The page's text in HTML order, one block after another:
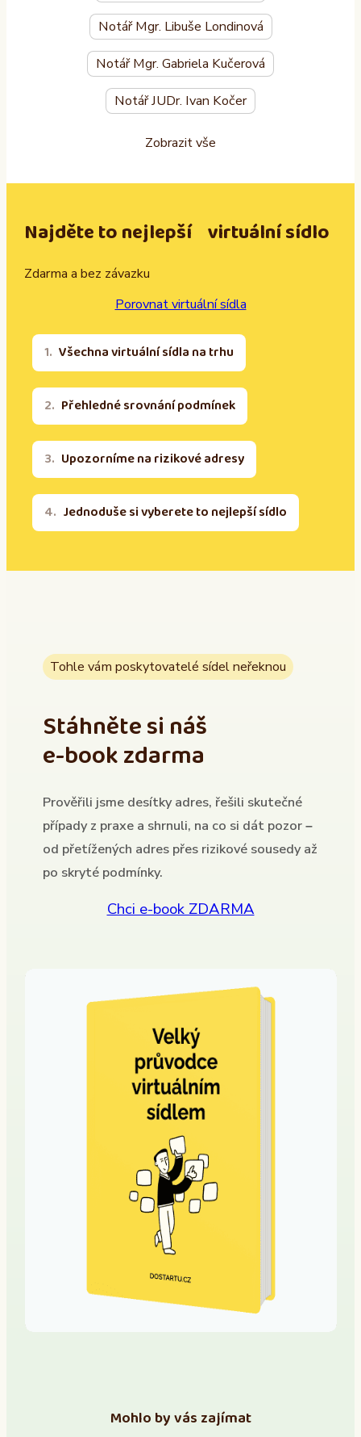
Notář Mgr. Libuše Londinová
Notář Mgr. Gabriela Kučerová
Notář JUDr. Ivan Kočer
Zobrazit vše
Najděte to nejlepší virtuální sídlo
Zdarma a bez závazku
Porovnat virtuální sídla
Všechna virtuální sídla na trhu
Přehledné srovnání podmínek
Upozorníme na rizikové adresy
Jednoduše si vyberete to nejlepší sídlo
Tohle vám poskytovatelé sídel neřeknou
Stáhněte si náš
e-book zdarma
Prověřili jsme desítky adres, řešili skutečné
případy z praxe a shrnuli, na co si dát pozor –
od přetížených adres přes rizikové sousedy až
po skryté podmínky.
Chci e-book ZDARMA
Mohlo by vás zajímat